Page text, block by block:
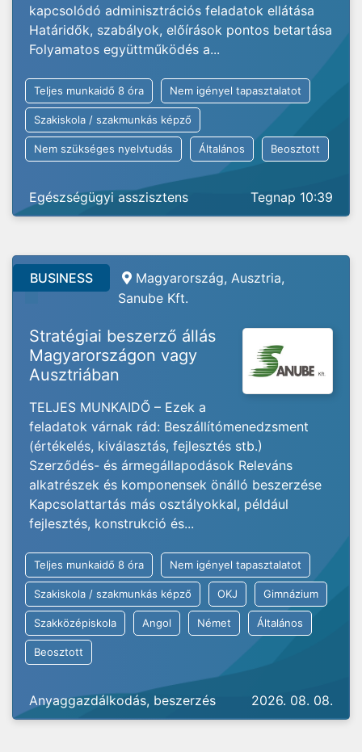
kapcsolódó adminisztrációs feladatok ellátása
Határidők, szabályok, előírások pontos betartása
Folyamatos együttműködés a...
Teljes munkaidő 8 óra Nem igényel tapasztalatot
Szakiskola / szakmunkás képző
Nem szükséges nyelvtudás Általános Beosztott
Egészségügyi asszisztens Tegnap 10:39
BUSINESS
Magyarország, Ausztria,
Sanube Kft.
Stratégiai beszerző állás
Magyarországon vagy
Ausztriában
TELJES MUNKAIDŐ – Ezek a
feladatok várnak rád: Beszállítómenedzsment
(értékelés, kiválasztás, fejlesztés stb.)
Szerződés- és ármegállapodások Releváns
alkatrészek és komponensek önálló beszerzése
Kapcsolattartás más osztályokkal, például
fejlesztés, konstrukció és...
Teljes munkaidő 8 óra Nem igényel tapasztalatot
Szakiskola / szakmunkás képző OKJ Gimnázium
Szakközépiskola Angol Német Általános
Beosztott
Anyaggazdálkodás, beszerzés 2026. 08. 08.